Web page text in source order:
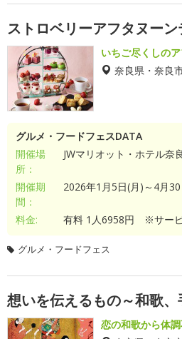
ストロベリーアフタヌーン
いちご尽くしの
奈良県・奈良
グルメ・フードフェスDATA
開催場
所：
JWマリオット・ホテル奈
開催期
間：
2026年1月5日(月)～4月
料金: 有料 1人6958円 ※サー
グルメ・フードフェス
想いを伝えるもの～和歌、
恋の和歌から体